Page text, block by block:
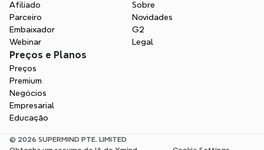
Afiliado
Parceiro
Embaixador
Webinar
Sobre
Novidades
G2
Legal
Preços e Planos
Preços
Premium
Negócios
Empresarial
Educação
© 2026 SUPERMIND PTE. LIMITED